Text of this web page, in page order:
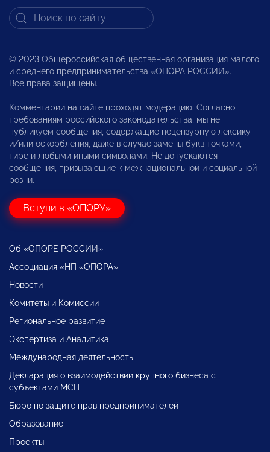
© 2023 Общероссийская общественная организация малого
и среднего предпринимательства «ОПОРА РОССИИ».
Все права защищены.
Комментарии на сайте проходят модерацию. Согласно
требованиям российского законодательства, мы не
публикуем сообщения, содержащие нецензурную лексику
и/или оскорбления, даже в случае замены букв точками,
тире и любыми иными символами. Не допускаются
сообщения, призывающие к межнациональной и социальной
розни.
Вступи в «ОПОРУ»
Об «ОПОРЕ РОССИИ»
Ассоциация «НП «ОПОРА»
Новости
Комитеты и Комиссии
Региональное развитие
Экспертиза и Аналитика
Международная деятельность
Декларация о взаимодействии крупного бизнеса с
субъектами МСП
Бюро по защите прав предпринимателей
Образование
Проекты